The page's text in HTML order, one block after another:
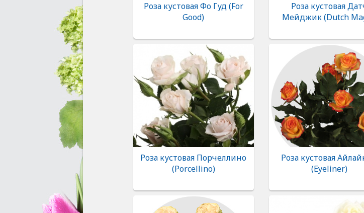
Роза кустовая Фо Гуд (For
Good)
Роза кустовая
Мейджик (Dutch
Роза кустовая Порчеллино
(Porcellino)
Роза кустовая
(Eyeliner)